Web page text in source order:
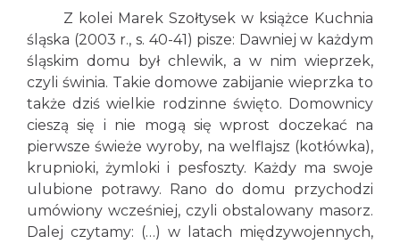
Z kolei Marek Szołtysek w książce Kuchnia
śląska (2003 r., s. 40-41) pisze: Dawniej w każdym
śląskim domu był chlewik, a w nim wieprzek,
czyli świnia. Takie domowe zabijanie wieprzka to
także dziś wielkie rodzinne święto. Domownicy
cieszą się i nie mogą się wprost doczekać na
pierwsze świeże wyroby, na welflajsz (kotłówka),
krupnioki, żymloki i pesfoszty. Każdy ma swoje
ulubione potrawy. Rano do domu przychodzi
umówiony wcześniej, czyli obstalowany masorz.
Dalej czytamy: (…) w latach międzywojennych,